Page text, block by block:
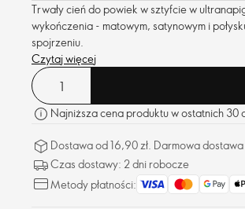
Trwały cień do powiek w sztyfcie w
wykończenia - matowym, satynowym i
spojrzeniu.
Czytaj więcej
Najniższa cena produktu w ostatnich 30
Dostawa od 16,90 zł. Darmowa
Czas dostawy: 2 dni robocze
Metody płatności: